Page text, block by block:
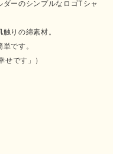
ーのシンプルなロゴTシャ
りの綿素材。
です。
です」）